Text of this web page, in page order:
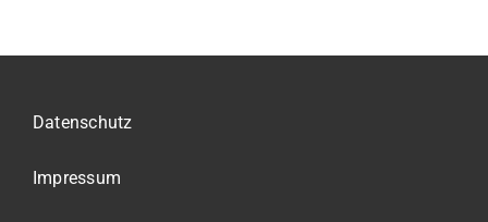
Datenschutz
Impressum